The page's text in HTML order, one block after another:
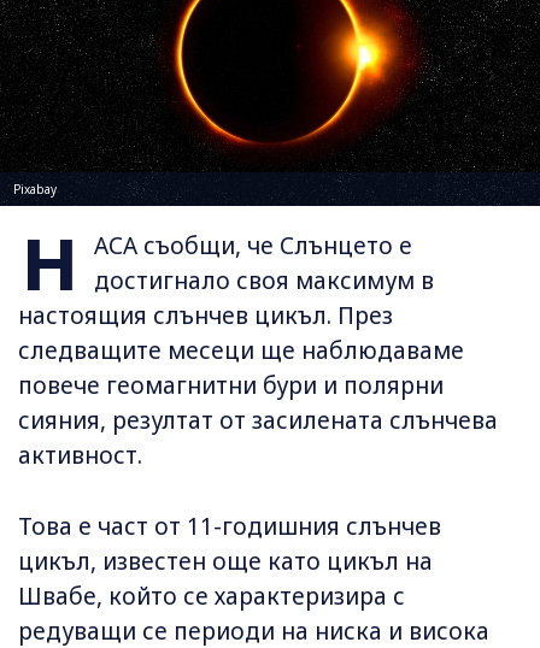
Pixabay
Н
АСА съобщи, че Слънцето е
достигнало своя максимум в
настоящия слънчев цикъл. През
следващите месеци ще наблюдаваме
повече геомагнитни бури и полярни
сияния, резултат от засилената слънчева
активност.
Това е част от 11-годишния слънчев
цикъл, известен още като цикъл на
Швабе, който се характеризира с
редуващи се периоди на ниска и висока